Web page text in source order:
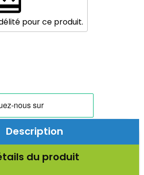
pour ce produit.
Description
du produit